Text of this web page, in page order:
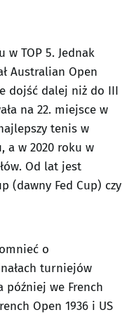
TOP 5. Jednak
Australian Open
dojść dalej niż do III
na 22. miejsce w
tenis w
a w 2020 roku w
Od lat jest
(dawny Fed Cup) czy
o
turniejów
później we French
Open 1936 i US